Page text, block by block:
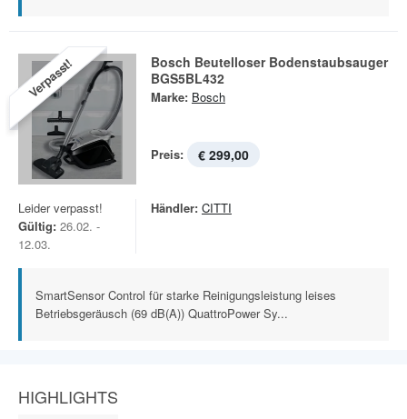
Verpasst!
Bosch Beutelloser Bodenstaubsauger
BGS5BL432
Marke: Bosch
Preis: € 299,00
Leider verpasst!
Gültig: 26.02. -
12.03.
Händler: CITTI
SmartSensor Control für starke Reinigungsleistung leises
Betriebsgeräusch (69 dB(A)) QuattroPower Sy...
HIGHLIGHTS